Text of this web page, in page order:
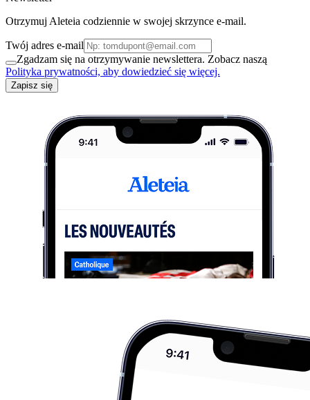
Otrzymuj Aleteia codziennie w swojej skrzynce e-mail.
Twój adres e-mail
Zgadzam się na otrzymywanie newslettera. Zobacz naszą
Polityka prywatności, aby dowiedzieć się więcej.
Zapisz się